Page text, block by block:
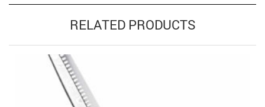
RELATED PRODUCTS